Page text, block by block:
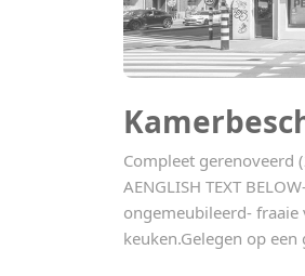
Compleet gerenoveerd
AENGLISH TEXT
ongemeubileerd-
keuken.Gelegen op